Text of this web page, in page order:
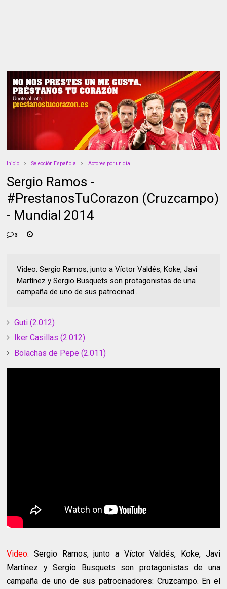
Inicio Selección Española Actores por un día
Sergio Ramos -
#PrestanosTuCorazon (Cruzcampo)
- Mundial 2014
3
Video: Sergio Ramos, junto a Víctor Valdés, Koke, Javi
Martínez y Sergio Busquets son protagonistas de una
campaña de uno de sus patrocinad...
Guti (2.012)
Iker Casillas (2.012)
Bolachas de Pepe (2.011)
Video:Sergio Ramos, junto a Víctor Valdés, Koke, Javi
Martínez y Sergio Busquets son protagonistas de una
campaña de uno de sus patrocinadores: Cruzcampo. En el